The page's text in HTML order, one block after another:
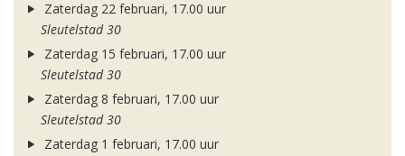
Zaterdag 22 februari, 17.00 uur
Sleutelstad 30
Zaterdag 15 februari, 17.00 uur
Sleutelstad 30
Zaterdag 8 februari, 17.00 uur
Sleutelstad 30
Zaterdag 1 februari, 17.00 uur